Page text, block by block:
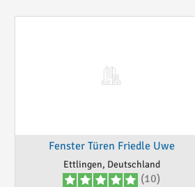
Fenster Türen Friedle Uwe
Ettlingen, Deutschland
(10)